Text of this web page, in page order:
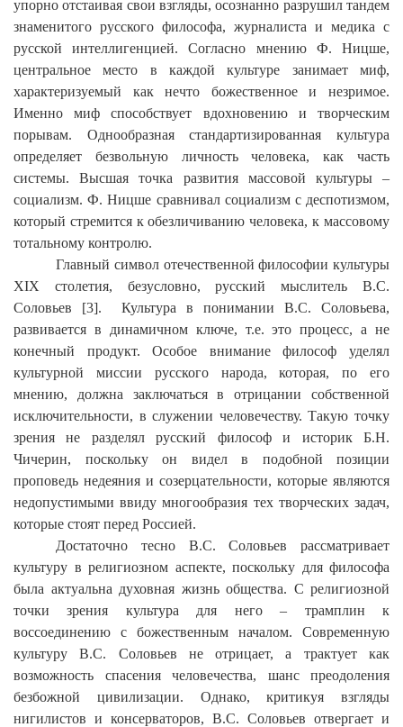
упорно отстаивая свои взгляды, осознанно разрушил тандем
знаменитого русского философа, журналиста и медика с
русской интеллигенцией. Согласно мнению Ф. Ницше,
центральное место в каждой культуре занимает миф,
характеризуемый как нечто божественное и незримое.
Именно миф способствует вдохновению и творческим
порывам. Однообразная стандартизированная культура
определяет безвольную личность человека, как часть
системы. Высшая точка развития массовой культуры –
социализм. Ф. Ницше сравнивал социализм с деспотизмом,
который стремится к обезличиванию человека, к массовому
тотальному контролю.
Главный символ отечественной философии культуры
XIX столетия, безусловно, русский мыслитель В.С.
Соловьев [3]. Культура в понимании В.С. Соловьева,
развивается в динамичном ключе, т.е. это процесс, а не
конечный продукт. Особое внимание философ уделял
культурной миссии русского народа, которая, по его
мнению, должна заключаться в отрицании собственной
исключительности, в служении человечеству. Такую точку
зрения не разделял русский философ и историк Б.Н.
Чичерин, поскольку он видел в подобной позиции
проповедь недеяния и созерцательности, которые являются
недопустимыми ввиду многообразия тех творческих задач,
которые стоят перед Россией.
Достаточно тесно В.С. Соловьев рассматривает
культуру в религиозном аспекте, поскольку для философа
была актуальна духовная жизнь общества. С религиозной
точки зрения культура для него – трамплин к
воссоединению с божественным началом. Современную
культуру В.С. Соловьев не отрицает, а трактует как
возможность спасения человечества, шанс преодоления
безбожной цивилизации. Однако, критикуя взгляды
нигилистов и консерваторов, В.С. Соловьев отвергает и